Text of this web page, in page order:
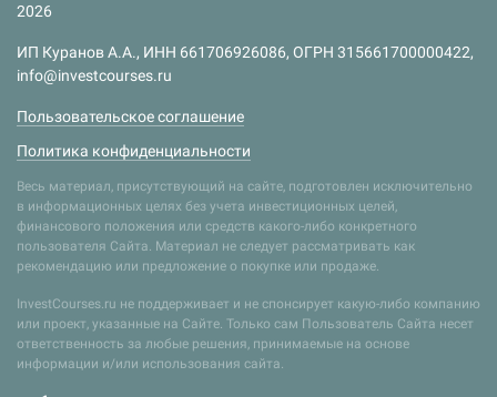
2026
ИП Куранов А.А., ИНН 661706926086, ОГРН 315661700000422,
info@investcourses.ru
Пользовательское соглашение
Политика конфиденциальности
Весь материал, присутствующий на сайте, подготовлен исключительно
в информационных целях без учета инвестиционных целей,
финансового положения или средств какого-либо конкретного
пользователя Сайта. Материал не следует рассматривать как
рекомендацию или предложение о покупке или продаже.
InvestCourses.ru не поддерживает и не спонсирует какую-либо компанию
или проект, указанные на Сайте. Только сам Пользователь Сайта несет
ответственность за любые решения, принимаемые на основе
информации и/или использования сайта.